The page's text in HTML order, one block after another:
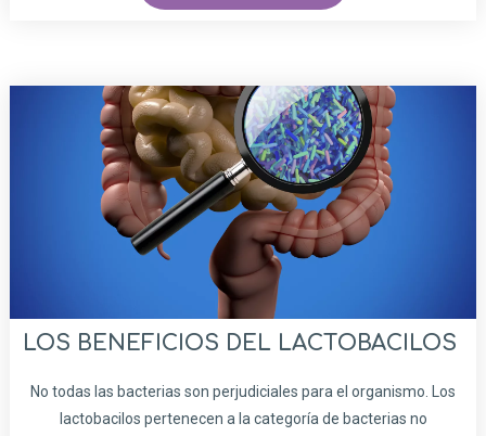
LOS BENEFICIOS DEL LACTOBACILOS
No todas las bacterias son perjudiciales para el organismo. Los
lactobacilos pertenecen a la categoría de bacterias no